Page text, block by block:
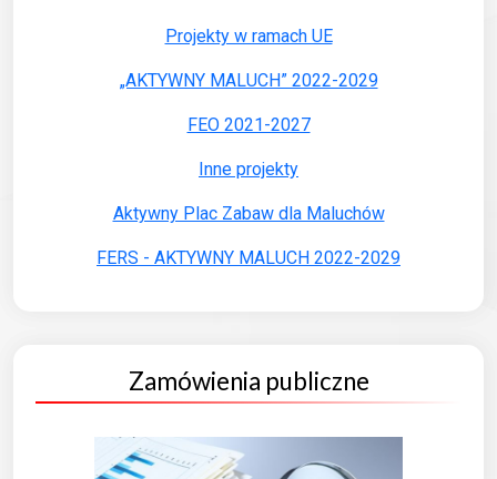
Projekty w ramach UE
„AKTYWNY MALUCH” 2022-2029
FEO 2021-2027
Inne projekty
Aktywny Plac Zabaw dla Maluchów
FERS - AKTYWNY MALUCH 2022-2029
Zamówienia publiczne